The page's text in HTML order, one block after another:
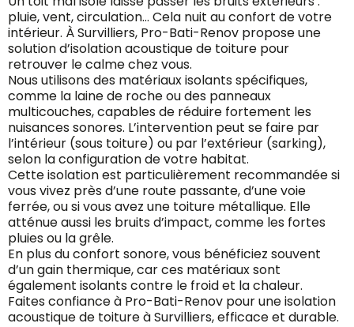
pluie, vent, circulation… Cela nuit au confort de votre
intérieur. À Survilliers, Pro-Bati-Renov propose une
solution d’isolation acoustique de toiture pour
retrouver le calme chez vous.
Nous utilisons des matériaux isolants spécifiques,
comme la laine de roche ou des panneaux
multicouches, capables de réduire fortement les
nuisances sonores. L’intervention peut se faire par
l’intérieur (sous toiture) ou par l’extérieur (sarking),
selon la configuration de votre habitat.
Cette isolation est particulièrement recommandée si
vous vivez près d’une route passante, d’une voie
ferrée, ou si vous avez une toiture métallique. Elle
atténue aussi les bruits d’impact, comme les fortes
pluies ou la grêle.
En plus du confort sonore, vous bénéficiez souvent
d’un gain thermique, car ces matériaux sont
également isolants contre le froid et la chaleur.
Faites confiance à Pro-Bati-Renov pour une isolation
acoustique de toiture à Survilliers, efficace et durable.